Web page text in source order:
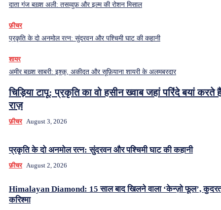
दाता गंज बख़्श अली: तसव्वुफ़ और इल्म की रोशन मिसाल
फ़ीचर
प्रकृति के दो अनमोल रत्न: सुंदरवन और पश्चिमी घाट की कहानी
शायर
अमीर बख़्श साबरी: इश्क़, अकीदत और सूफ़ियाना शायरी के अलमबरदार
चिड़िया टापू: प्रकृति का वो हसीन ख्वाब जहां परिंदे बयां करते
राज़
फ़ीचर August 3, 2026
प्रकृति के दो अनमोल रत्न: सुंदरवन और पश्चिमी घाट की कहानी
फ़ीचर August 2, 2026
Himalayan Diamond: 15 साल बाद खिलने वाला ‘केन्ज़ो फूल’,
करिश्मा